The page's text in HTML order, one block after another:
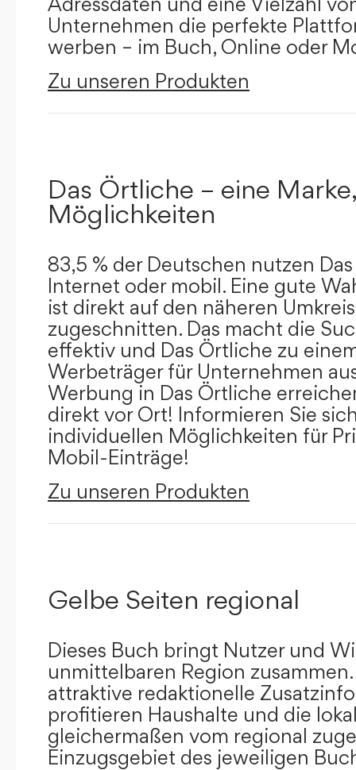
Unternehmen die perfekte
werben – im Buch, Online oder
Zu unseren Produkten
Das Örtliche – eine
Möglichkeiten
83,5 % der Deutschen nutzen
Internet oder mobil. Eine gute
ist direkt auf den näheren
zugeschnitten. Das macht die
effektiv und Das Örtliche zu
Werbeträger für Unternehmen
Werbung in Das Örtliche
direkt vor Ort! Informieren Sie
individuellen Möglichkeiten für
Mobil-Einträge!
Zu unseren Produkten
Gelbe Seiten regional
Dieses Buch bringt Nutzer und
unmittelbaren Region
attraktive redaktionelle
profitieren Haushalte und die
gleichermaßen vom regional
Einzugsgebiet des jeweiligen